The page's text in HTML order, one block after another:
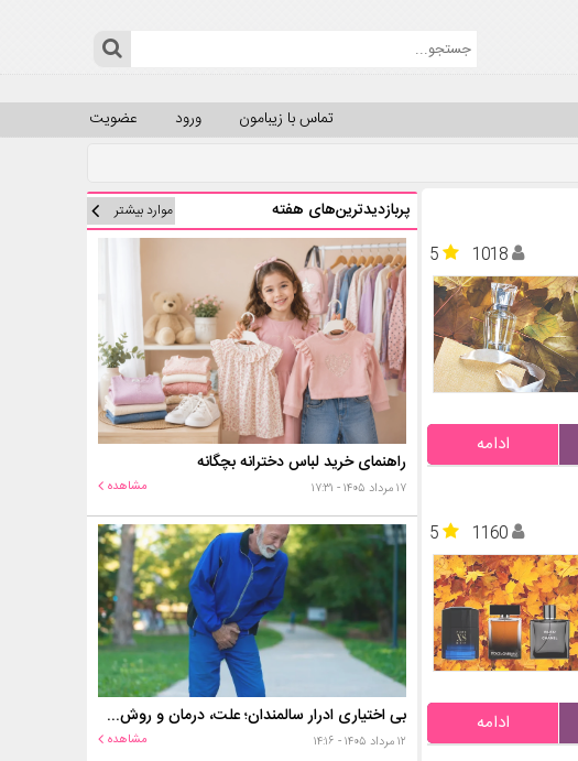
عضویت ورود تماس با زیبامون
5
1018
ادامه
5
1160
ادامه
پربازدیدترین‌های هفته موارد بیشتر
راهنمای خرید لباس دخترانه بچگانه
۱۷ مرداد ۱۴۰۵ - ۱۷:۳۱ مشاهده
بی اختیاری ادرار سالمندان؛ علت، درمان و روش‌های کنترل در منزل
۱۲ مرداد ۱۴۰۵ - ۱۴:۱۶ مشاهده